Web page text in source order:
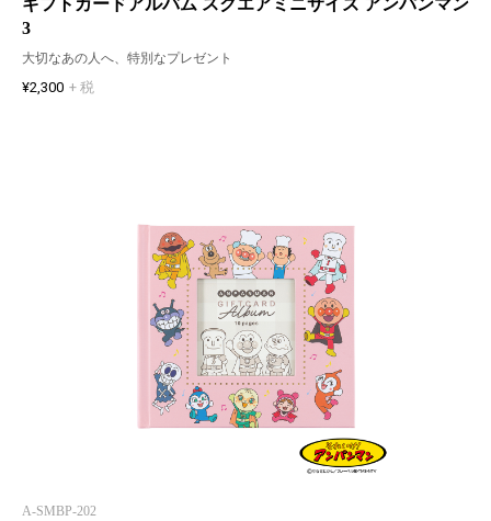
3
大切なあの人へ、特別なプレゼント
¥2,300 + 税
A-SMBP-202